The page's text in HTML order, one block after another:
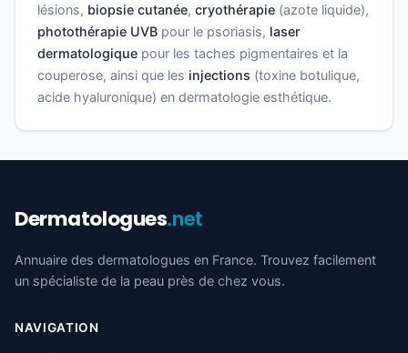
lésions, biopsie cutanée, cryothérapie (azote liquide),
photothérapie UVB pour le psoriasis, laser
dermatologique pour les taches pigmentaires et la
couperose, ainsi que les injections (toxine botulique,
acide hyaluronique) en dermatologie esthétique.
Dermatologues.net
Annuaire des dermatologues en France. Trouvez facilement
un spécialiste de la peau près de chez vous.
NAVIGATION